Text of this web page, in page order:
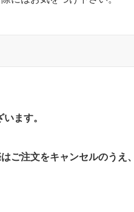
ます。
ご注文をキャンセルのうえ